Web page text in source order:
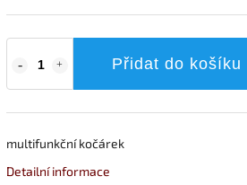
Přidat do košíku
multifunkční kočárek
Detailní informace